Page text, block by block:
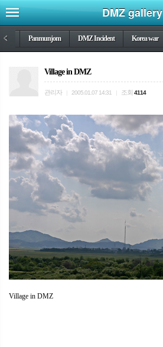
DMZ gallery
< Panmunjom DMZ Incident Korea war
Village in DMZ
관리자 2005.01.07 14:31 조회 4114
Village in DMZ